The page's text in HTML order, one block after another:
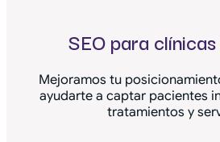
SEO para
Mejoramos tu
ayudarte a captar pacientes
tratamientos y